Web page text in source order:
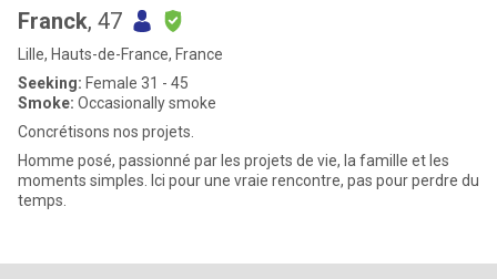
Franck, 47
Lille, Hauts-de-France, France
Seeking: Female 31 - 45
Smoke: Occasionally smoke
Concrétisons nos projets.
Homme posé, passionné par les projets de vie, la famille et les
moments simples. Ici pour une vraie rencontre, pas pour perdre du
temps.